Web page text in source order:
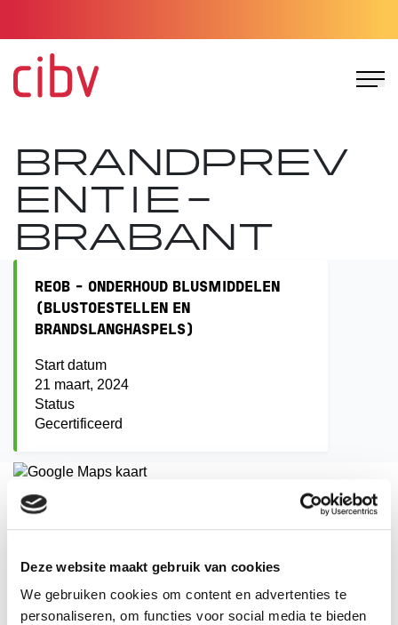
Deze website maakt gebruik van cookies
We gebruiken cookies om content en advertenties te
personaliseren, om functies voor social media te bieden
BRANDPREV
ENTIE-
BRABANT
REOB - ONDERHOUD BLUSMIDDELEN
(BLUSTOESTELLEN EN
BRANDSLANGHASPELS)
Start datum
21 maart, 2024
Status
Gecertificeerd
Adres
5541 CW
Postadres